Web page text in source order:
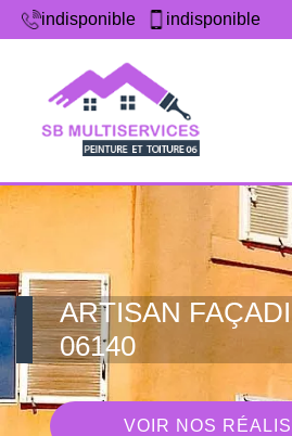
indisponible indisponible
ARTISAN
06140
VOIR NOS